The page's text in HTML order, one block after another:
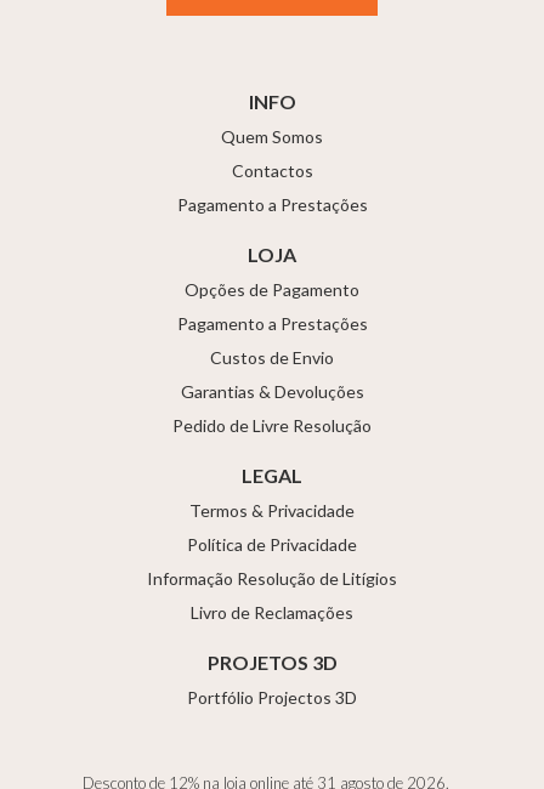
INFO
Quem Somos
Contactos
Pagamento a Prestações
LOJA
Opções de Pagamento
Pagamento a Prestações
Custos de Envio
Garantias & Devoluções
Pedido de Livre Resolução
LEGAL
Termos & Privacidade
Política de Privacidade
Informação Resolução de Litígios
Livro de Reclamações
PROJETOS 3D
Portfólio Projectos 3D
Desconto de 12% na loja online até 31 agosto de 2026.